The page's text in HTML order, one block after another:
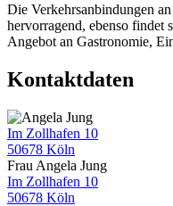
Die Verkehrsanbindungen
hervorragend, ebenso findet
Angebot an Gastronomie,
Kontaktdaten
Im Zollhafen 10
50678 Köln
Frau Angela Jung
Im Zollhafen 10
50678 Köln